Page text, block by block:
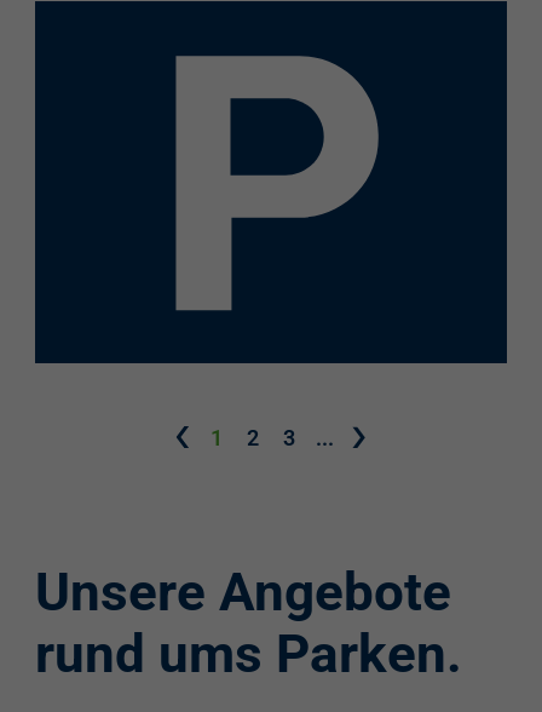
1 2 3 ...
Unsere Angebote
rund ums Parken.